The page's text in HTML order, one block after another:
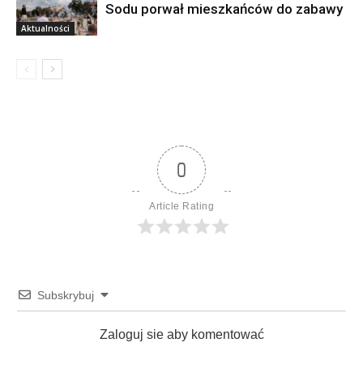
Aktualności
Sodu porwał mieszkańców do zabawy
0
Article Rating
Subskrybuj
Zaloguj sie aby komentować